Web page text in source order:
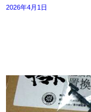
2026年4月1日